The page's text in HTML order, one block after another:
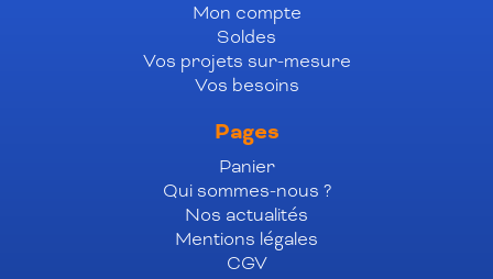
Mon compte
Soldes
Vos projets sur-mesure
Vos besoins
Pages
Panier
Qui sommes-nous ?
Nos actualités
Mentions légales
CGV